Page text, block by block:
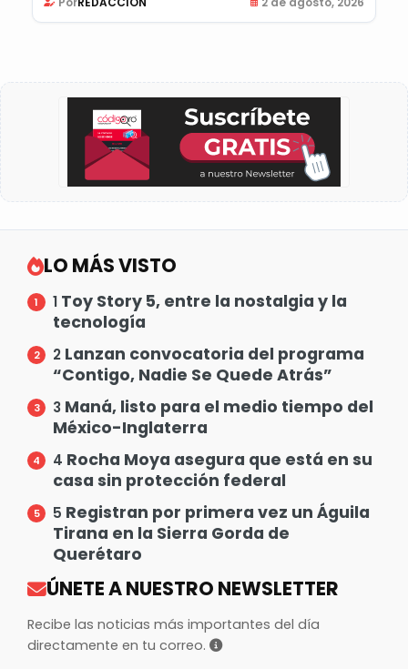
LO MÁS VISTO
1 Toy Story 5, entre la nostalgia y la
tecnología
2 Lanzan convocatoria del programa
“Contigo, Nadie Se Quede Atrás”
3 Maná, listo para el medio tiempo del
México-Inglaterra
4 Rocha Moya asegura que está en su
casa sin protección federal
5 Registran por primera vez un Águila
Tirana en la Sierra Gorda de
Querétaro
ÚNETE A NUESTRO NEWSLETTER
Recibe las noticias más importantes del día
directamente en tu correo.